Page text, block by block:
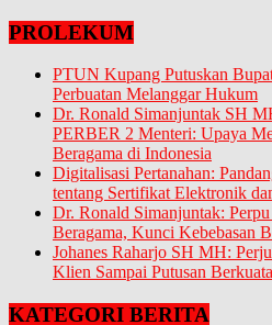
PROLEKUM
PTUN Kupang Putuskan
Perbuatan Melanggar Hukum
Dr. Ronald Simanjuntak SH
PERBER 2 Menteri: Upaya
Beragama di Indonesia
Digitalisasi Pertanahan:
tentang Sertifikat Elektronik
Dr. Ronald Simanjuntak:
Beragama, Kunci Kebebasan
Johanes Raharjo SH MH:
Klien Sampai Putusan
KATEGORI BERITA